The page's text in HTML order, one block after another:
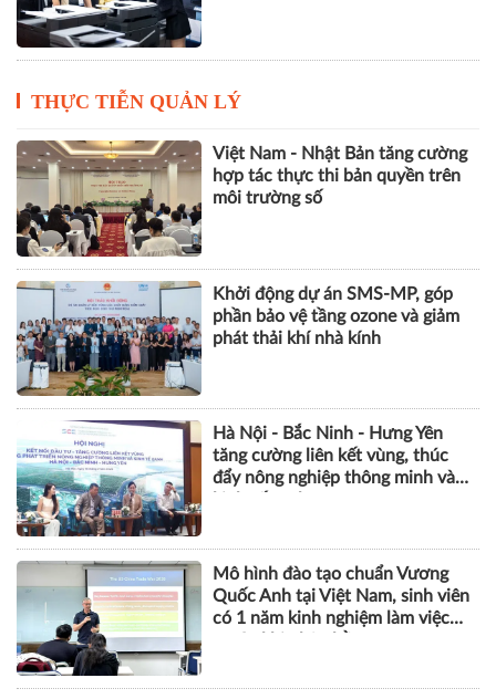
THỰC TIỄN QUẢN LÝ
Việt Nam - Nhật Bản tăng cường
hợp tác thực thi bản quyền trên
môi trường số
Khởi động dự án SMS-MP, góp
phần bảo vệ tầng ozone và giảm
phát thải khí nhà kính
Hà Nội - Bắc Ninh - Hưng Yên
tăng cường liên kết vùng, thúc
đẩy nông nghiệp thông minh và
Mô hình đào tạo chuẩn Vương
Quốc Anh tại Việt Nam, sinh viên
có 1 năm kinh nghiệm làm việc